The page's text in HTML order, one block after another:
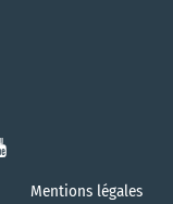
Mentions légales